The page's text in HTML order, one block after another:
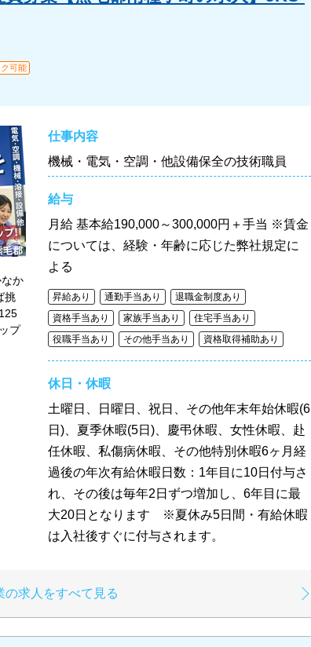
可能
か
挑
プ
仕事内容
機械・電気・空調・他設備保全の技術職員
給与
月給 基本給190,000～300,000円＋手当 ※賃金
については、経験・年齢に応じた弊社規定に
よる
昇給あり 通勤手当あり
退職金制度あり
資格手当あり
家族手当あり
住宅手当あり
役職手当あり
その他手当あり 資格取得補助あり
休日・休暇
土曜日、日曜日、祝日、その他年末年始休暇(6
日)、夏季休暇(5日)、慶弔休暇、女性休暇、赴
任休暇、私傷病休暇、その他特別休暇6ヶ月経
過後の年次有給休暇日数：1年目に10日付与さ
れ、その後は毎年2日ずつ増加し、6年目に最
大20日となります ※夏休み5日間・有給休暇
は入社後すぐに付与されます。
の求人をすべて見る